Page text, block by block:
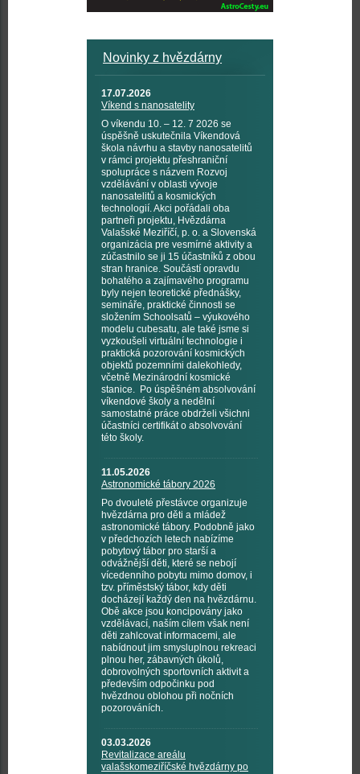
Novinky z hvězdárny
17.07.2026
Víkend s nanosatelity
O víkendu 10. – 12. 7 2026 se
úspěšně uskutečnila Víkendová
škola návrhu a stavby nanosatelitů
v rámci projektu přeshraniční
spolupráce s názvem Rozvoj
vzdělávání v oblasti vývoje
nanosatelitů a kosmických
technologií. Akci pořádali oba
partneři projektu, Hvězdárna
Valašské Meziříčí, p. o. a Slovenská
organizácia pre vesmírné aktivity a
zúčastnilo se ji 15 účastníků z obou
stran hranice. Součástí opravdu
bohatého a zajímavého programu
byly nejen teoretické přednášky,
semináře, praktické činnosti se
složením Schoolsatů – výukového
modelu cubesatu, ale také jsme si
vyzkoušeli virtuální technologie i
praktická pozorování kosmických
objektů pozemními dalekohledy,
včetně Mezinárodní kosmické
stanice. Po úspěšném absolvování
víkendové školy a nedělní
samostatné práce obdrželi všichni
účastníci certifikát o absolvování
této školy.
11.05.2026
Astronomické tábory 2026
Po dvouleté přestávce organizuje
hvězdárna pro děti a mládež
astronomické tábory. Podobně jako
v předchozích letech nabízíme
pobytový tábor pro starší a
odvážnější děti, které se nebojí
vícedenního pobytu mimo domov, i
tzv. příměstský tábor, kdy děti
docházejí každý den na hvězdárnu.
Obě akce jsou koncipovány jako
vzdělávací, naším cílem však není
děti zahlcovat informacemi, ale
nabídnout jim smysluplnou rekreaci
plnou her, zábavných úkolů,
dobrovolných sportovních aktivit a
především odpočinku pod
hvězdnou oblohou při nočních
pozorováních.
03.03.2026
Revitalizace areálu
valašskomeziříčské hvězdárny po